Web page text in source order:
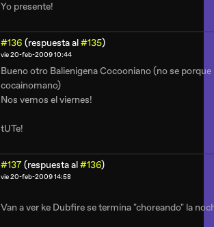
Yo presente!
#136 (respuesta al#135)
vie 20-feb-2009 10:44
Bueno otro Balienigena Cocooniano (no se porque
cocainomano)
Nos vemos el viernes!
tUTe!
#137(respuesta al#136)
vie 20-feb-2009 14:58
Van a ver ke Dubfire se termina "choreando" la